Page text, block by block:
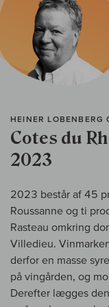
HEINER LOBENBERG
Cotes du
2023
2023 består af 45
Roussanne og ti
Rasteau omkring
Villedieu.
derfor en masse
på vingården, og
Derefter lægges